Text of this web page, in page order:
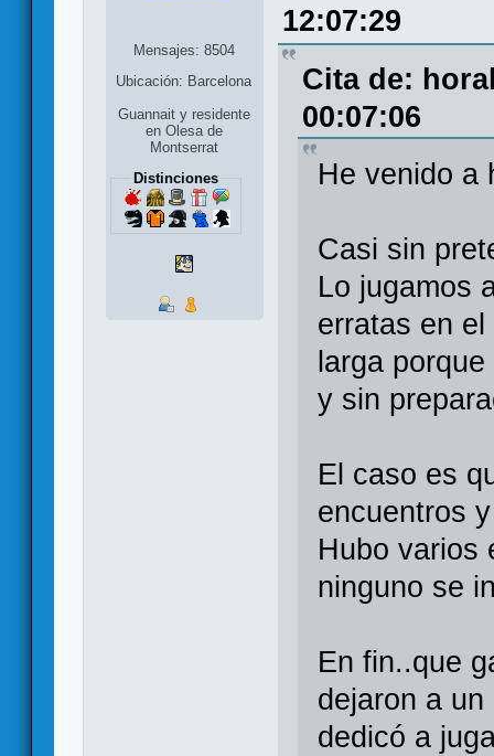
Mensajes: 8504
Ubicación: Barcelona
Guannait y residente
en Olesa de
Montserrat
Distinciones
12:07:29
Cita de:
00:07:06
He venido
Casi sin
Lo jugamos
erratas en
larga
y sin
El caso es
encuentros
Hubo varios
ninguno se
En fin..que
dejaron a
dedicó a